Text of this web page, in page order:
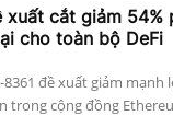
xuất cắt giảm 54%
cho toàn bộ DeFi
8361 đề xuất giảm
trong cộng đồng